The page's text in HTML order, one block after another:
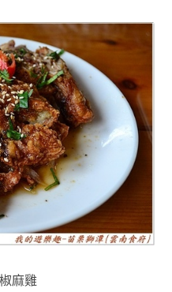
麻雞